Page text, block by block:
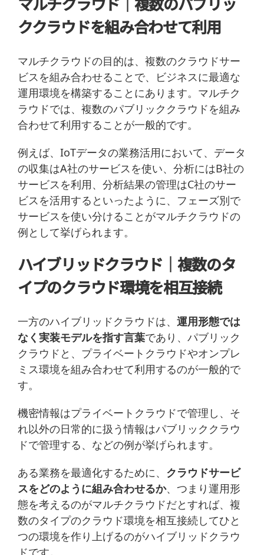
ククラウドを組み合わせて利用
マルチクラウドの目的は、複数のクラウドサー
ビスを組み合わせることで、ビジネスに最適な
運用環境を構築することにあります。マルチク
ラウドでは、複数のパブリッククラウドを組み
合わせて利用することが一般的です。
例えば、IoTデータの業務活用において、データ
の収集はA社のサービスを使い、分析にはB社の
サービスを利用、分析結果の管理はC社のサー
ビスを活用するといったように、フェーズ別で
サービスを使い分けることがマルチクラウドの
例として挙げられます。
ハイブリッドクラウド｜複数のタ
イプのクラウド環境を相互接続
一方のハイブリッドクラウドは、 運用形態では
なく実装モデルを指す言葉であり、パブリック
クラウドと、プライベートクラウドやオンプレ
ミス環境を組み合わせて利用するのが一般的で
す。
機密情報はプライベートクラウドで管理し、そ
れ以外の日常的に扱う情報はパブリッククラウ
ドで管理する、などの例が挙げられます。
ある業務を最適化するために、 クラウドサービ
スをどのように組み合わせるか、つまり運用形
態を考えるのがマルチクラウドだとすれば、複
数のタイプのクラウド環境を相互接続してひと
つの環境を作り上げるのがハイブリッドクラウ
ドです。